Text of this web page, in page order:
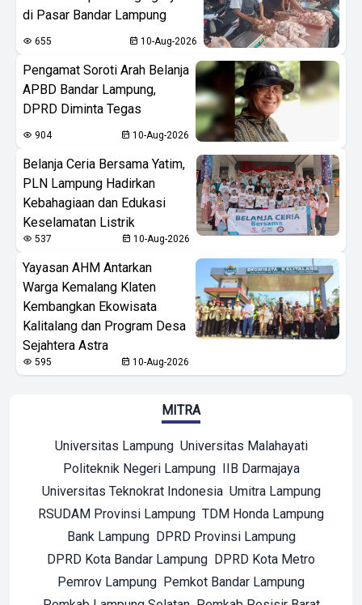
di Pasar Bandar Lampung
655 10-Aug-2026
Pengamat Soroti Arah Belanja
APBD Bandar Lampung,
DPRD Diminta Tegas
904 10-Aug-2026
Belanja Ceria Bersama Yatim,
PLN Lampung Hadirkan
Kebahagiaan dan Edukasi
Keselamatan Listrik
537 10-Aug-2026
Yayasan AHM Antarkan
Warga Kemalang Klaten
Kembangkan Ekowisata
Kalitalang dan Program Desa
Sejahtera Astra
595 10-Aug-2026
MITRA
Universitas Lampung Universitas Malahayati
Politeknik Negeri Lampung IIB Darmajaya
Universitas Teknokrat Indonesia Umitra Lampung
RSUDAM Provinsi Lampung TDM Honda Lampung
Bank Lampung DPRD Provinsi Lampung
DPRD Kota Bandar Lampung DPRD Kota Metro
Pemrov Lampung Pemkot Bandar Lampung